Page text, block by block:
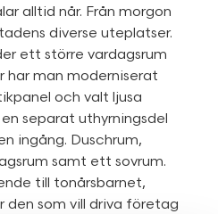
alltid når. Från morgon
diverse uteplatser.
ett större vardagsrum
har man moderniserat
och valt ljusa
separat uthyrningsdel
ingång. Duschrum,
samt ett sovrum.
till tonårsbarnet,
den som vill driva företag